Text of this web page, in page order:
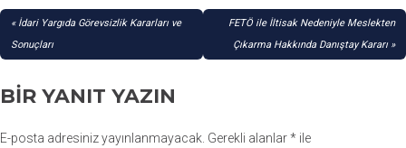
YAZI
GEZINMESI
İdari Yargıda Görevsizlik Kararları ve
Sonuçları
FETÖ ile İltisak Nedeniyle Meslekten
Çıkarma Hakkında Danıştay Kararı
BIR YANIT YAZIN
E-posta adresiniz yayınlanmayacak. Gerekli alanlar* ile